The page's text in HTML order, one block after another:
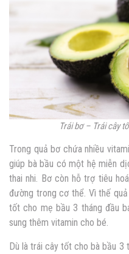
Trái bơ – Trái cây
Trong quả bơ chứa nhiều
giúp bà bầu có một hệ miễn
thai nhi. Bơ còn hỗ trợ tiêu
đường trong cơ thể. Vì thế
tốt cho mẹ bầu 3 tháng đầu
sung thêm vitamin cho bé.
Dù là trái cây tốt cho bà bầu 3